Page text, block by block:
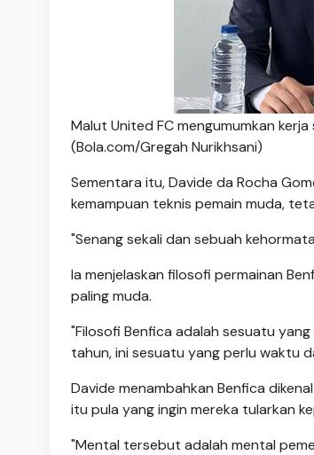
Malut United FC mengumumkan
(Bola.com/Gregah Nurikhsani)
Sementara itu, Davide da Rocha
kemampuan teknis pemain muda,
"Senang sekali dan sebuah
Ia menjelaskan filosofi permainan
paling muda.
"Filosofi Benfica adalah sesuatu
tahun, ini sesuatu yang perlu waktu
Davide menambahkan Benfica
itu pula yang ingin mereka tularkan
"Mental tersebut adalah mental